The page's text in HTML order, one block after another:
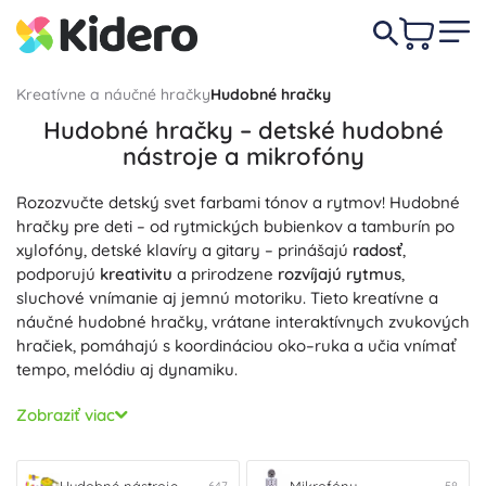
Kreatívne a náučné hračkyHudobné hračky
Hudobné hračky – detské hudobné
nástroje a mikrofóny
Rozozvučte detský svet farbami tónov a rytmov! Hudobné
hračky pre deti – od rytmických bubienkov a tamburín po
xylofóny, detské klavíry a gitary – prinášajú radosť,
podporujú kreativitu a prirodzene rozvíjajú rytmus,
sluchové vnímanie aj jemnú motoriku. Tieto kreatívne a
náučné hudobné hračky, vrátane interaktívnych zvukových
hračiek, pomáhajú s koordináciou oko–ruka a učia vnímať
tempo, melódiu aj dynamiku.
V kategórii
keyboardy, ukulele a gitary pre deti, flauty, kastanety,
hudobné sety pre deti. Rytmické nástroje pre deti aj
Zobraziť viac